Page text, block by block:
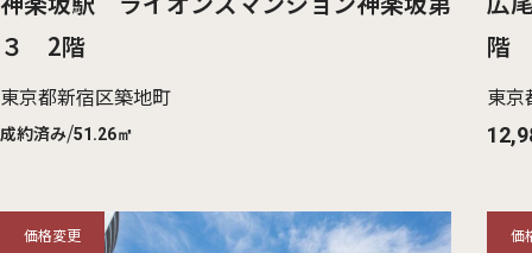
３ 2階
東京都新宿区築地町
成約済み/51.26㎡
階
東京
価格変更 価